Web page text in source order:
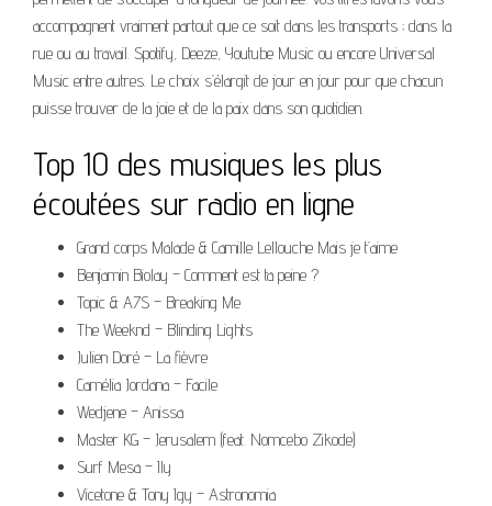
accompagnent vraiment partout que ce soit dans les transports ; dans la
rue ou au travail. Spotify, Deeze, Youtube Music ou encore Universal
Music entre autres. Le choix s’élargit de jour en jour pour que chacun
puisse trouver de la joie et de la paix dans son quotidien.
Top 10 des musiques les plus
écoutées sur radio en ligne
Grand corps Malade & Camille Lellouche Mais je t’aime
Benjamin Biolay – Comment est ta peine ?
Topic & A7S – Breaking Me
The Weeknd – Blinding Lights
Julien Doré – La fièvre
Camélia Jordana – Facile
Wedjene – Anissa
Master KG – Jerusalem (feat. Nomcebo Zikode)
Surf Mesa – Ily
Vicetone & Tony Igy – Astronomia